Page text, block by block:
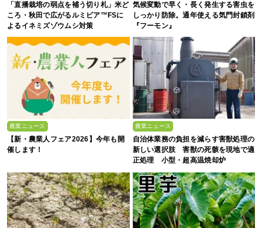
「直播栽培の弱点を補う切り札」米ど
ころ・秋田で広がるルミビア™FSに
よるイネミズゾウムシ対策
気候変動で早く・長く発生する害虫を
しっかり防除。通年使える気門封鎖剤
『フーモン』
農業ニュース
【新・農業人フェア2026】今年も開
催します！
農業ニュース
自治体業務の負担を減らす害獣処理の
新しい選択肢 害獣の死骸を現地で適
正処理 小型・超高温焼却炉